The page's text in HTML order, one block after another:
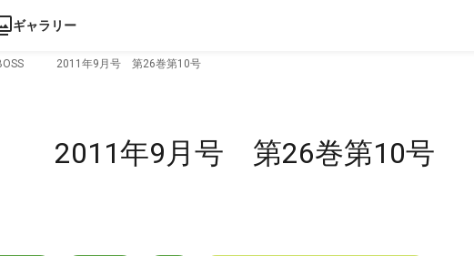
ギャラリー
2011年9月号 第26巻第10号
年9月号 第26巻第10号